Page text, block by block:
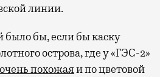
линии.
бы, если бы каску
острова, где у «ГЭС-2»
очень похожаяи по цветовой